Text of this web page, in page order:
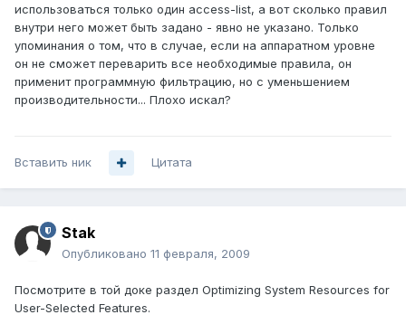
использоваться только один access-list, а вот сколько правил
внутри него может быть задано - явно не указано. Только
упоминания о том, что в случае, если на аппаратном уровне
он не сможет переварить все необходимые правила, он
применит программную фильтрацию, но с уменьшением
производительности... Плохо искал?
Вставить ник Цитата
Stak
Опубликовано 11 февраля, 2009
Посмотрите в той доке раздел Optimizing System Resources for
User-Selected Features.